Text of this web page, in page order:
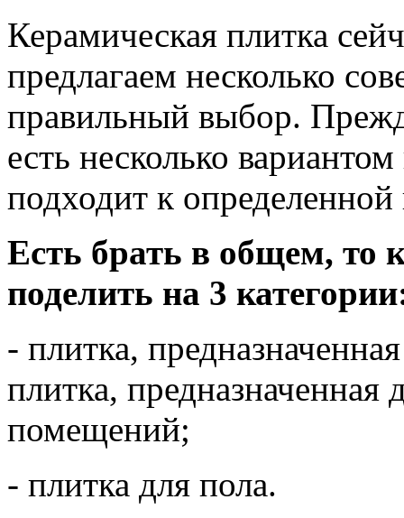
Керамическая плитка
предлагаем несколько
правильный выбор.
есть несколько
подходит к определенной
Есть брать в общем, то
поделить на 3
- плитка,
плитка, предназначенная
помещений;
- плитка для пола.